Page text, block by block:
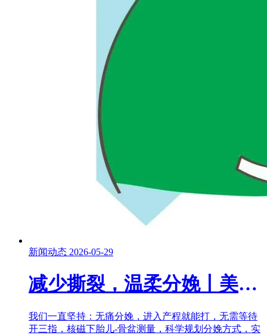
新闻动态 2026-05-29
减少撕裂，温柔分娩丨美中宜和顺产通关“三件套”，香迷糊了！
我们一直坚持：无痛分娩，进入产程就能打，无需等待
开三指，核磁下胎儿-骨盆测量，科学规划分娩方式，实